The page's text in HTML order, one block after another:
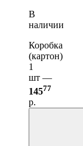
В
наличии
Коробка
(картон)
1
шт —
14577
р.